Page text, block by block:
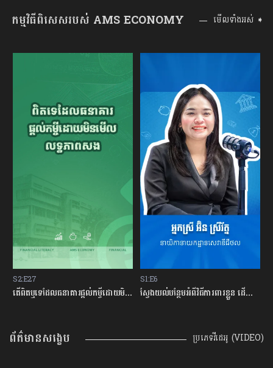
កម្មវិធីពិសេសរបស់ AMS ECONOMY មើលទាំងអស់ ➧
S2:E27
តើពិតឬទេដែលធនាគារផ្ដល់កម្ចីដោយមិនសិក្សាលើលទ្ធភាពសងត្រឡប់?
S1:E6
ស្វែងយល់បន្ថែមអំពីវិធីការពារខ្លួន ដើម្បីជៀសវាងពីការឆបោកតាមបច្ចេកវិទ្យាហិរញ្ញវត្ថុ!
ព័ត៌មានសង្ខេប ប្រភេទវីដេអូ (VIDEO)